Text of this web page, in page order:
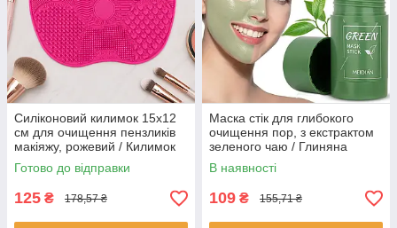
Силіконовий килимок 15х12
см для очищення пензликів
макіяжу, рожевий / Килимок
для миття пензликів / Силікон
для очищення щіточок
Готово до відправки
125 ₴ 178,57 ₴
Маска стік для глибокого
очищення пор, з екстрактом
зеленого чаю / Глиняна
маска для обличчя від чорних
цяток
В наявності
109 ₴ 155,71 ₴